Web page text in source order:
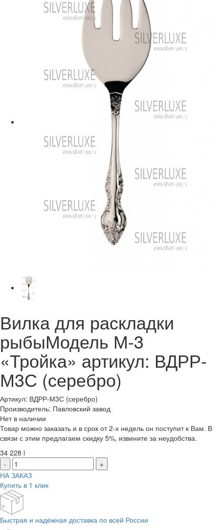
Вилка для раскладки
рыбыМодель М-3
«Тройка» артикул: ВДРР-
М3С (серебро)
Артикул: ВДРР-М3С (серебро)
Производитель: Павловский завод
Нет в наличии
Товар можно заказать и в срок от 2-х недель он поступит к Вам. В
связи с этим предлагаем скидку 5%, извините за неудобства.
34 228 i
-
+
НА ЗАКАЗ
Купить в 1 клик
Быстрая и надёжная доставка по всей России